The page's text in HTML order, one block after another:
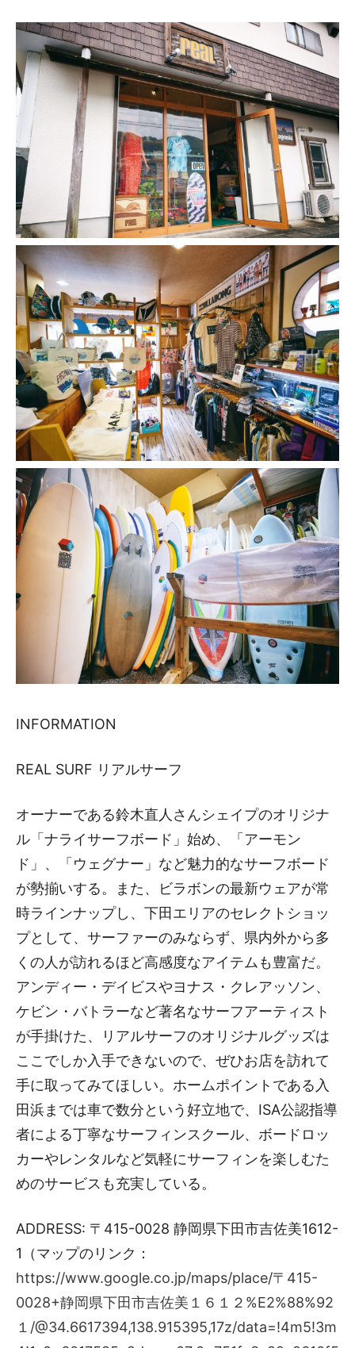
INFORMATION
REAL SURF リアルサーフ
オーナーである鈴木直人さんシェイプのオリジナ
ル「ナライサーフボード」始め、「アーモン
ド」、「ウェグナー」など魅力的なサーフボード
が勢揃いする。また、ビラボンの最新ウェアが常
時ラインナップし、下田エリアのセレクトショッ
プとして、サーファーのみならず、県内外から多
くの人が訪れるほど高感度なアイテムも豊富だ。
アンディー・デイビスやヨナス・クレアッソン、
ケビン・バトラーなど著名なサーフアーティスト
が手掛けた、リアルサーフのオリジナルグッズは
ここでしか入手できないので、ぜひお店を訪れて
手に取ってみてほしい。ホームポイントである入
田浜までは車で数分という好立地で、ISA公認指導
者による丁寧なサーフィンスクール、ボードロッ
カーやレンタルなど気軽にサーフィンを楽しむた
めのサービスも充実している。
ADDRESS: 〒415-0028 静岡県下田市吉佐美1612-
1（マップのリンク：
https://www.google.co.jp/maps/place/〒415-
0028+静岡県下田市吉佐美１６１２%E2%88%92
１/@34.6617394,138.915395,17z/data=!4m5!3m